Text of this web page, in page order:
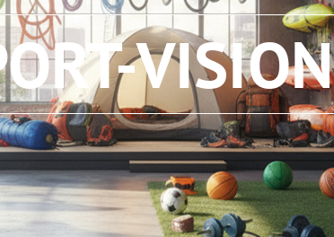
VISION
ANMELDEN